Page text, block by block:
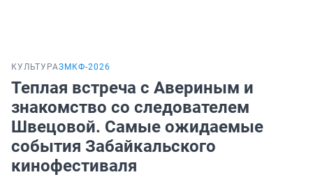
КУЛЬТУРАЗМКФ-2026
Теплая встреча с Авериным и
знакомство со следователем
Швецовой. Самые ожидаемые
события Забайкальского
кинофестиваля